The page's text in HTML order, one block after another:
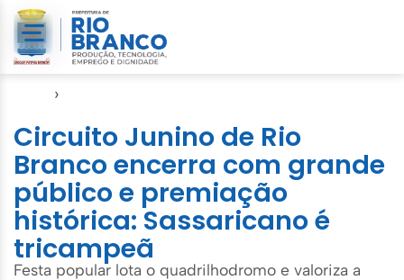
›
Circuito Junino de Rio
Branco encerra com grande
público e premiação
histórica: Sassaricano é
tricampeã
Festa popular lota o quadrilhodromo e valoriza a